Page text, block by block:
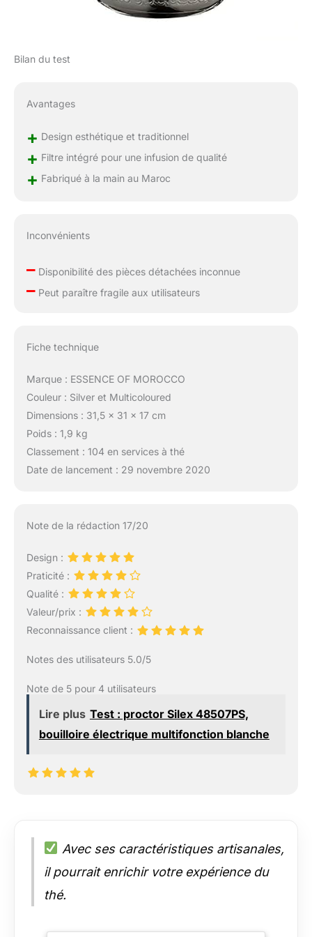
tailles de théières pour
appropriée qui répond
le mieux à vos besoins
Bilan du test
Avantages
+ Design esthétique et traditionnel
+ Filtre intégré pour une infusion de qualité
+ Fabriqué à la main au Maroc
Inconvénients
–Disponibilité des pièces détachées inconnue
–Peut paraître fragile aux utilisateurs
Fiche technique
Marque : ESSENCE OF MOROCCO
Couleur : Silver et Multicoloured
Dimensions : 31,5 x 31 x 17 cm
Poids : 1,9 kg
Classement : 104 en services à thé
Date de lancement : 29 novembre 2020
Note de la rédaction 17/20
Design :
Praticité :
Qualité :
Valeur/prix :
Reconnaissance client :
Notes des utilisateurs 5.0/5
Note de 5 pour 4 utilisateurs
Lire plus Test : proctor Silex 48507PS,
bouilloire électrique multifonction blanche
Avec ses caractéristiques artisanales,
il pourrait enrichir votre expérience du
thé.